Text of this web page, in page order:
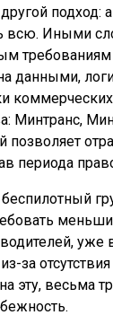
подход:
всю. Иными
данными,
Минтранс,
периода
уже
за
весьма